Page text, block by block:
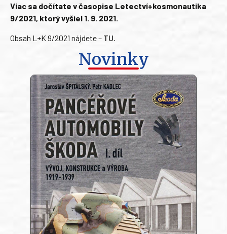
Viac sa dočítate v časopise Letectví+kosmonautika
9/2021, ktorý vyšiel 1. 9. 2021.
Obsah L+K 9/2021 nájdete – TU
Novinky